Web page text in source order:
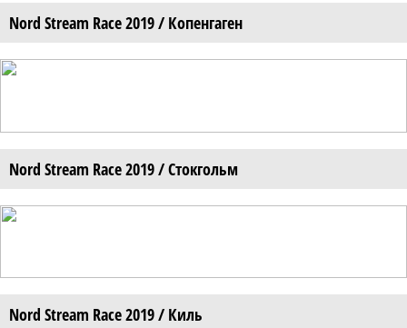
Nord Stream Race 2019 / Копенгаген
Nord Stream Race 2019 / Стокгольм
Nord Stream Race 2019 / Киль